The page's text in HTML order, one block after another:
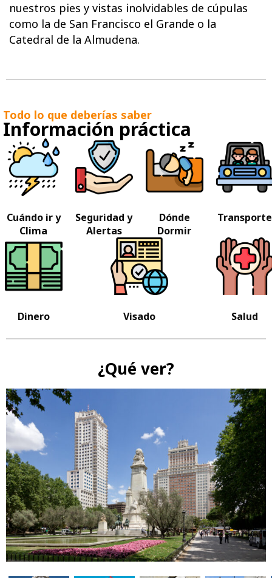
nuestros pies y vistas inolvidables de cúpulas
como la de San Francisco el Grande o la
Catedral de la Almudena.
Todo lo que deberías saber
Información práctica
Cuándo ir y
Clima
Seguridad y
Alertas
Dónde
Dormir
Transporte
Dinero Visado Salud
¿Qué ver?